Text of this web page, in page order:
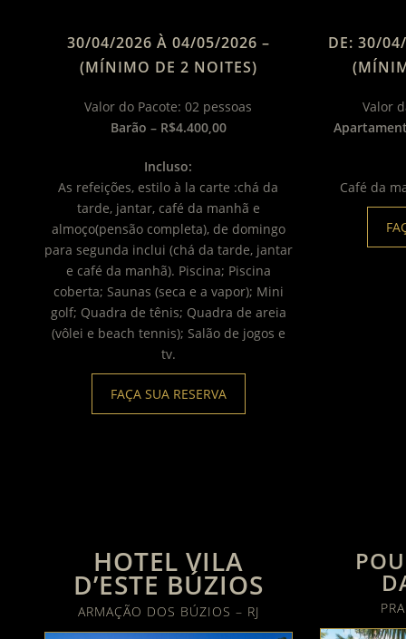
30/04/2026 À 04/05/2026 –
(MÍNIMO DE 2 NOITES)
Valor do Pacote: 02 pessoas
Barão – R$4.400,00
Incluso:
As refeições, estilo à la carte :chá da
tarde, jantar, café da manhã e
almoço(pensão completa), de domingo
para segunda inclui (chá da tarde, jantar
e café da manhã). Piscina; Piscina
coberta; Saunas (seca e a vapor); Mini
golf; Quadra de tênis; Quadra de areia
(vôlei e beach tennis); Salão de jogos e
tv.
FAÇA SUA RESERVA
DE: 30/
Valor
Café da
HOTEL VILA
D’ESTE BÚZIOS
ARMAÇÃO DOS BÚZIOS – RJ